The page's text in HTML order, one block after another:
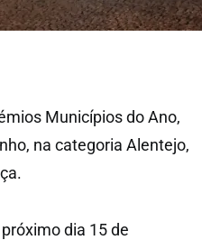
Municípios do Ano,
na categoria Alentejo,
dia 15 de